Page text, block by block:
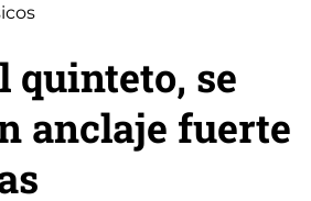
quinteto, se
anclaje fuerte